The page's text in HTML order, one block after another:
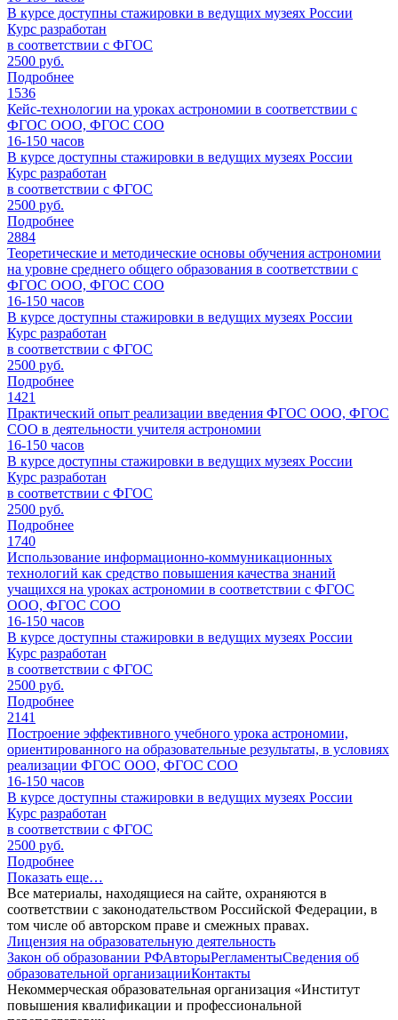
В курсе доступны стажировки в ведущих музеях России
Курс разработан
в соответствии с ФГОС
2500 руб.
Подробнее
1536
Кейс-технологии на уроках астрономии в соответствии с
ФГОС ООО, ФГОС СОО
16-150 часов
В курсе доступны стажировки в ведущих музеях России
Курс разработан
в соответствии с ФГОС
2500 руб.
Подробнее
2884
Теоретические и методические основы обучения астрономии
на уровне среднего общего образования в соответствии с
ФГОС ООО, ФГОС СОО
16-150 часов
В курсе доступны стажировки в ведущих музеях России
Курс разработан
в соответствии с ФГОС
2500 руб.
Подробнее
1421
Практический опыт реализации введения ФГОС ООО, ФГОС
СОО в деятельности учителя астрономии
16-150 часов
В курсе доступны стажировки в ведущих музеях России
Курс разработан
в соответствии с ФГОС
2500 руб.
Подробнее
1740
Использование информационно-коммуникационных
технологий как средство повышения качества знаний
учащихся на уроках астрономии в соответствии с ФГОС
ООО, ФГОС СОО
16-150 часов
В курсе доступны стажировки в ведущих музеях России
Курс разработан
в соответствии с ФГОС
2500 руб.
Подробнее
2141
Построение эффективного учебного урока астрономии,
ориентированного на образовательные результаты, в условиях
реализации ФГОС ООО, ФГОС СОО
16-150 часов
В курсе доступны стажировки в ведущих музеях России
Курс разработан
в соответствии с ФГОС
2500 руб.
Подробнее
Показать еще…
Все материалы, находящиеся на сайте, охраняются в
соответствии с законодательством Российской Федерации, в
том числе об авторском праве и смежных правах.
Лицензия на образовательную деятельность
Закон об образовании РФАвторыРегламентыСведения об
образовательной организацииКонтакты
Некоммерческая образовательная организация «Институт
повышения квалификации и профессиональной